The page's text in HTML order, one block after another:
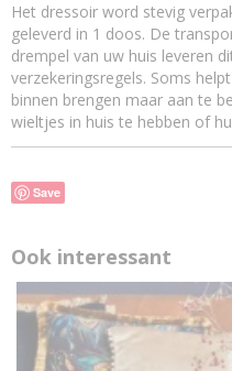
Het dressoir word stevig
geleverd in 1 doos. De
drempel van uw huis leveren
verzekeringsregels. Soms
binnen brengen maar aan te
wieltjes in huis te hebben of
Save
Ook interessant